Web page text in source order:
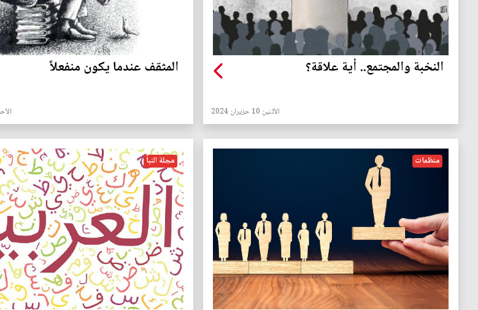
النخبة والمجتمع.. أية علاقة؟
الأثنين 10 حزيران 2024
المثقف عندما يكون منفعلاً
الأحد 09
منظمات مجلة النبأ